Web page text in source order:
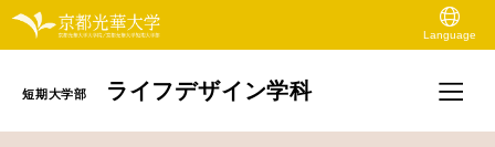
Language
短期大学部 ライフデザイン学科